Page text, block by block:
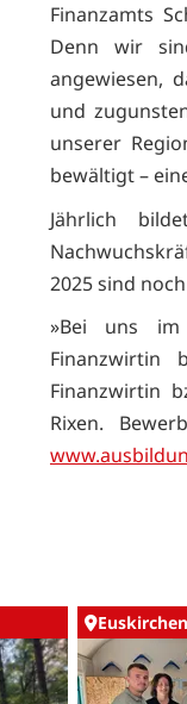
Finanzamts
Denn wir
angewiesen,
und
unserer
bewältigt –
Jährlich
2025 sind
»Bei uns im
Finanzwirtin
Finanzwirtin
Rixen.
Euskirchen